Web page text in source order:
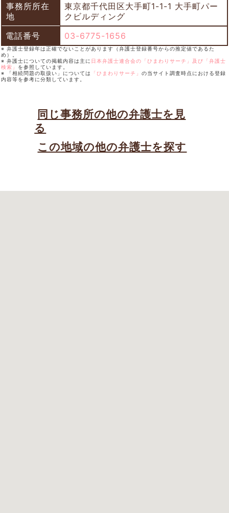
事務所所在
地
東京都千代田区大手町1-1-1 大手町パー
クビルディング
電話番号
03-6775-1656
※ 弁護士登録年は正確でないことがあります（弁護士登録番号からの推定値であるた
め）。
※ 弁護士についての掲載内容は主に 日本弁護士連合会の「ひまわりサーチ」及び「弁護士
検索」 を参照しています。
※ 「相続問題の取扱い」については
「ひまわりサーチ」 の当サイト調査時点における登録
内容等を参考に分類しています。
同じ事務所の他の弁護士を見
る
この地域の他の弁護士を探す